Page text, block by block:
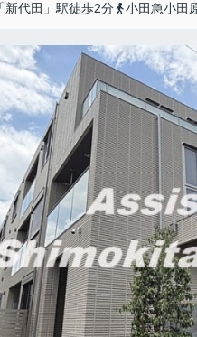
新代田」駅徒歩2分
小田急小田